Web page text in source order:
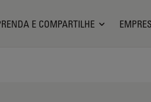
E COMPARTILHE